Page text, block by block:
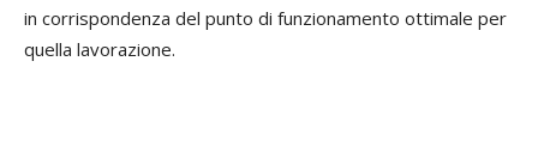
in corrispondenza del punto di funzionamento ottimale per
quella lavorazione.